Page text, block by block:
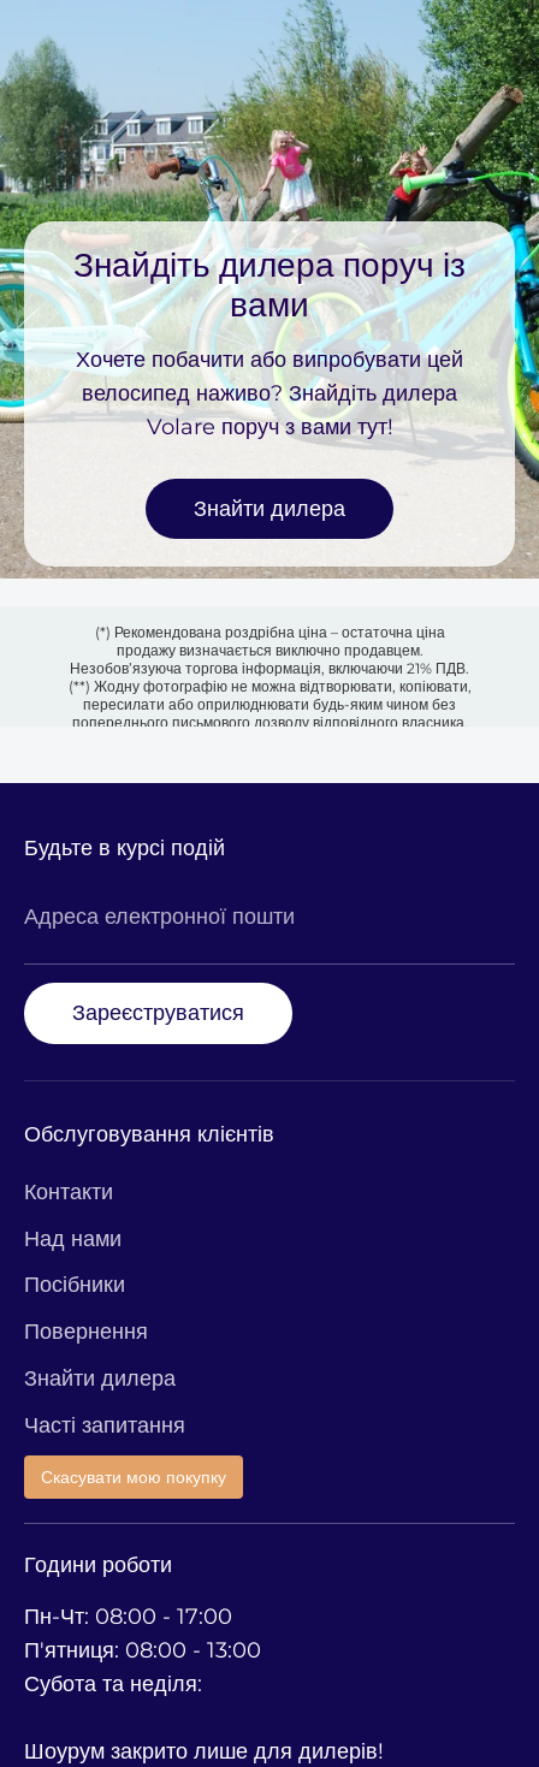
Знайдіть дилера поруч із
вами
Хочете побачити або випробувати цей
велосипед наживо? Знайдіть дилера
Volare поруч з вами тут!
Знайти дилера
(*) Рекомендована роздрібна ціна – остаточна ціна
продажу визначається виключно продавцем.
Незобов’язуюча торгова інформація, включаючи 21% ПДВ.
(**) Жодну фотографію не можна відтворювати, копіювати,
пересилати або оприлюднювати будь-яким чином без
попереднього письмового дозволу відповідного власника.
Будьте в курсі подій
Адреса електронної пошти
Зареєструватися
Обслуговування клієнтів
Контакти
Над нами
Посібники
Повернення
Знайти дилера
Часті запитання
Скасувати мою покупку
Години роботи
Пн-Чт: 08:00 - 17:00
П'ятниця: 08:00 - 13:00
Субота та неділя:
Шоурум закрито лише для дилерів!